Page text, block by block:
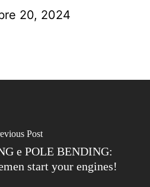
20, 2024
Post
e POLE BENDING:
start your engines!